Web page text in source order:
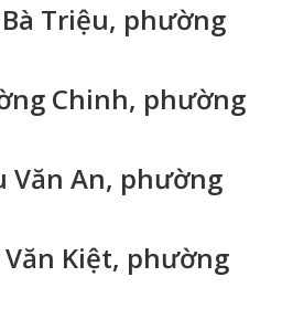
Triệu, phường
Chinh, phường
Văn An, phường
Văn Kiệt, phường